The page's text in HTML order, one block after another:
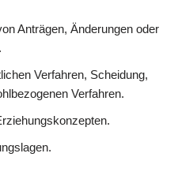
Anträgen, Änderungen oder
Verfahren, Scheidung,
Verfahren.